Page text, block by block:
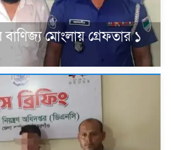
বাণিজ্য মোংলায় গ্রেফতার ১